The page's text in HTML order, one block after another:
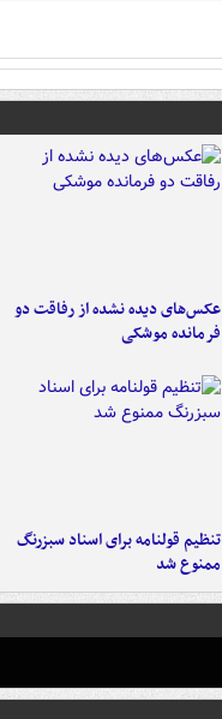
عکس‌های دیده نشده از رفاقت دو
فرمانده‌ موشکی
تنظیم قولنامه برای اسناد سبزرنگ
ممنوع شد